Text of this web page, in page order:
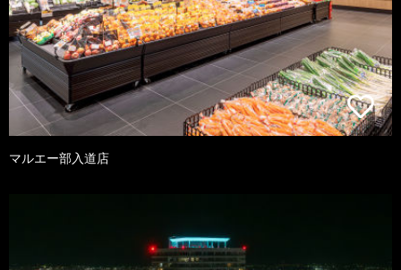
マルエー部入道店